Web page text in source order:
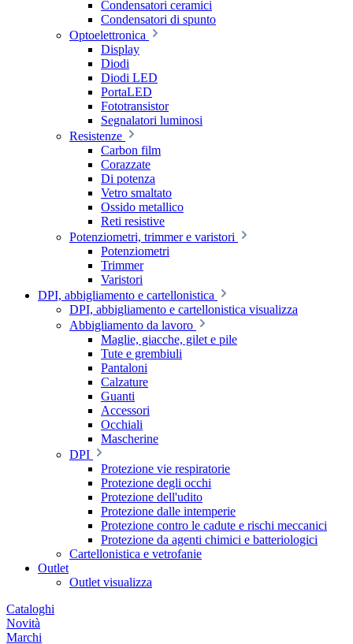
Condensatori ceramici
Condensatori di spunto
Optoelettronica
Display
Diodi
Diodi LED
PortaLED
Fototransistor
Segnalatori luminosi
Resistenze
Carbon film
Corazzate
Di potenza
Vetro smaltato
Ossido metallico
Reti resistive
Potenziometri, trimmer e varistori
Potenziometri
Trimmer
Varistori
DPI, abbigliamento e cartellonistica
DPI, abbigliamento e cartellonistica visualizza
Abbigliamento da lavoro
Maglie, giacche, gilet e pile
Tute e grembiuli
Pantaloni
Calzature
Guanti
Accessori
Occhiali
Mascherine
DPI
Protezione vie respiratorie
Protezione degli occhi
Protezione dell'udito
Protezione dalle intemperie
Protezione contro le cadute e rischi meccanici
Protezione da agenti chimici e batteriologici
Cartellonistica e vetrofanie
Outlet
Outlet visualizza
Cataloghi
Novità
Marchi